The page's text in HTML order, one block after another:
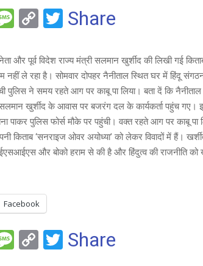
M
s
a
g
e
C
py
Li
n
k
T
tt
er
Share
और पूर्व विदेश राज्य मंत्री सलमान खुर्शीद की लिखी गई
नहीं ले रहा है। सोमवार दोपहर नैनीताल स्थित घर में हिंदू
पुलिस ने समय रहते आग पर काबू पा लिया। बता दें कि
खुर्शीद के आवास पर बजरंग दल के कार्यकर्ता पहुंच गए।
पाकर पुलिस फोर्स मौके पर पहुंची। वक्त रहते आग पर काबू पा
किताब ‘सनराइज ओवर अयोध्या’ को लेकर विवादों में हैं।
और बोको हराम से की है और हिंदुत्व की राजनीति को
Facebook
M C
T
Share